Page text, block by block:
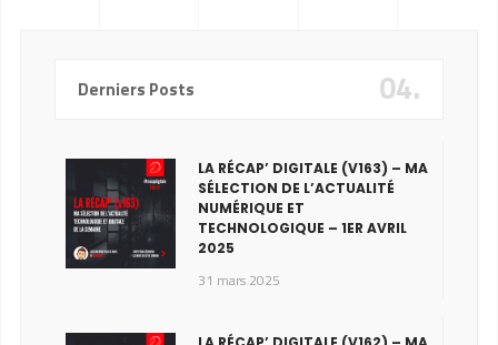
Derniers Posts 04.
LA RÉCAP’ DIGITALE (V163) – MA
SÉLECTION DE L’ACTUALITÉ
NUMÉRIQUE ET
TECHNOLOGIQUE – 1ER AVRIL
2025
31 mars 2025